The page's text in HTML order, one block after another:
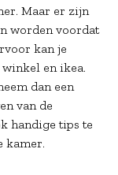
Maar er zijn
worden voordat
kan je
en ikea.
dan een
van de
handige tips te
kamer.